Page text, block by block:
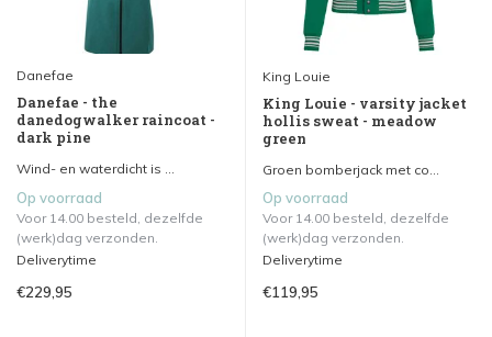
Danefae
Danefae - the
danedogwalker raincoat -
dark pine
Wind- en waterdicht is ...
Op voorraad
Voor 14.00 besteld, dezelfde
(werk)dag verzonden.
Deliverytime
€229,95
King Louie
King Louie - varsity jacket
hollis sweat - meadow
green
Groen bomberjack met co...
Op voorraad
Voor 14.00 besteld, dezelfde
(werk)dag verzonden.
Deliverytime
€119,95